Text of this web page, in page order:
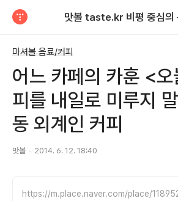
마셔볼 음료/커피
어느 카페의 카훈 <오
피를 내일로 미루지
동 외계인 커피
맛볼 2014. 6. 12. 18:40
https://m.place.naver.com/place/